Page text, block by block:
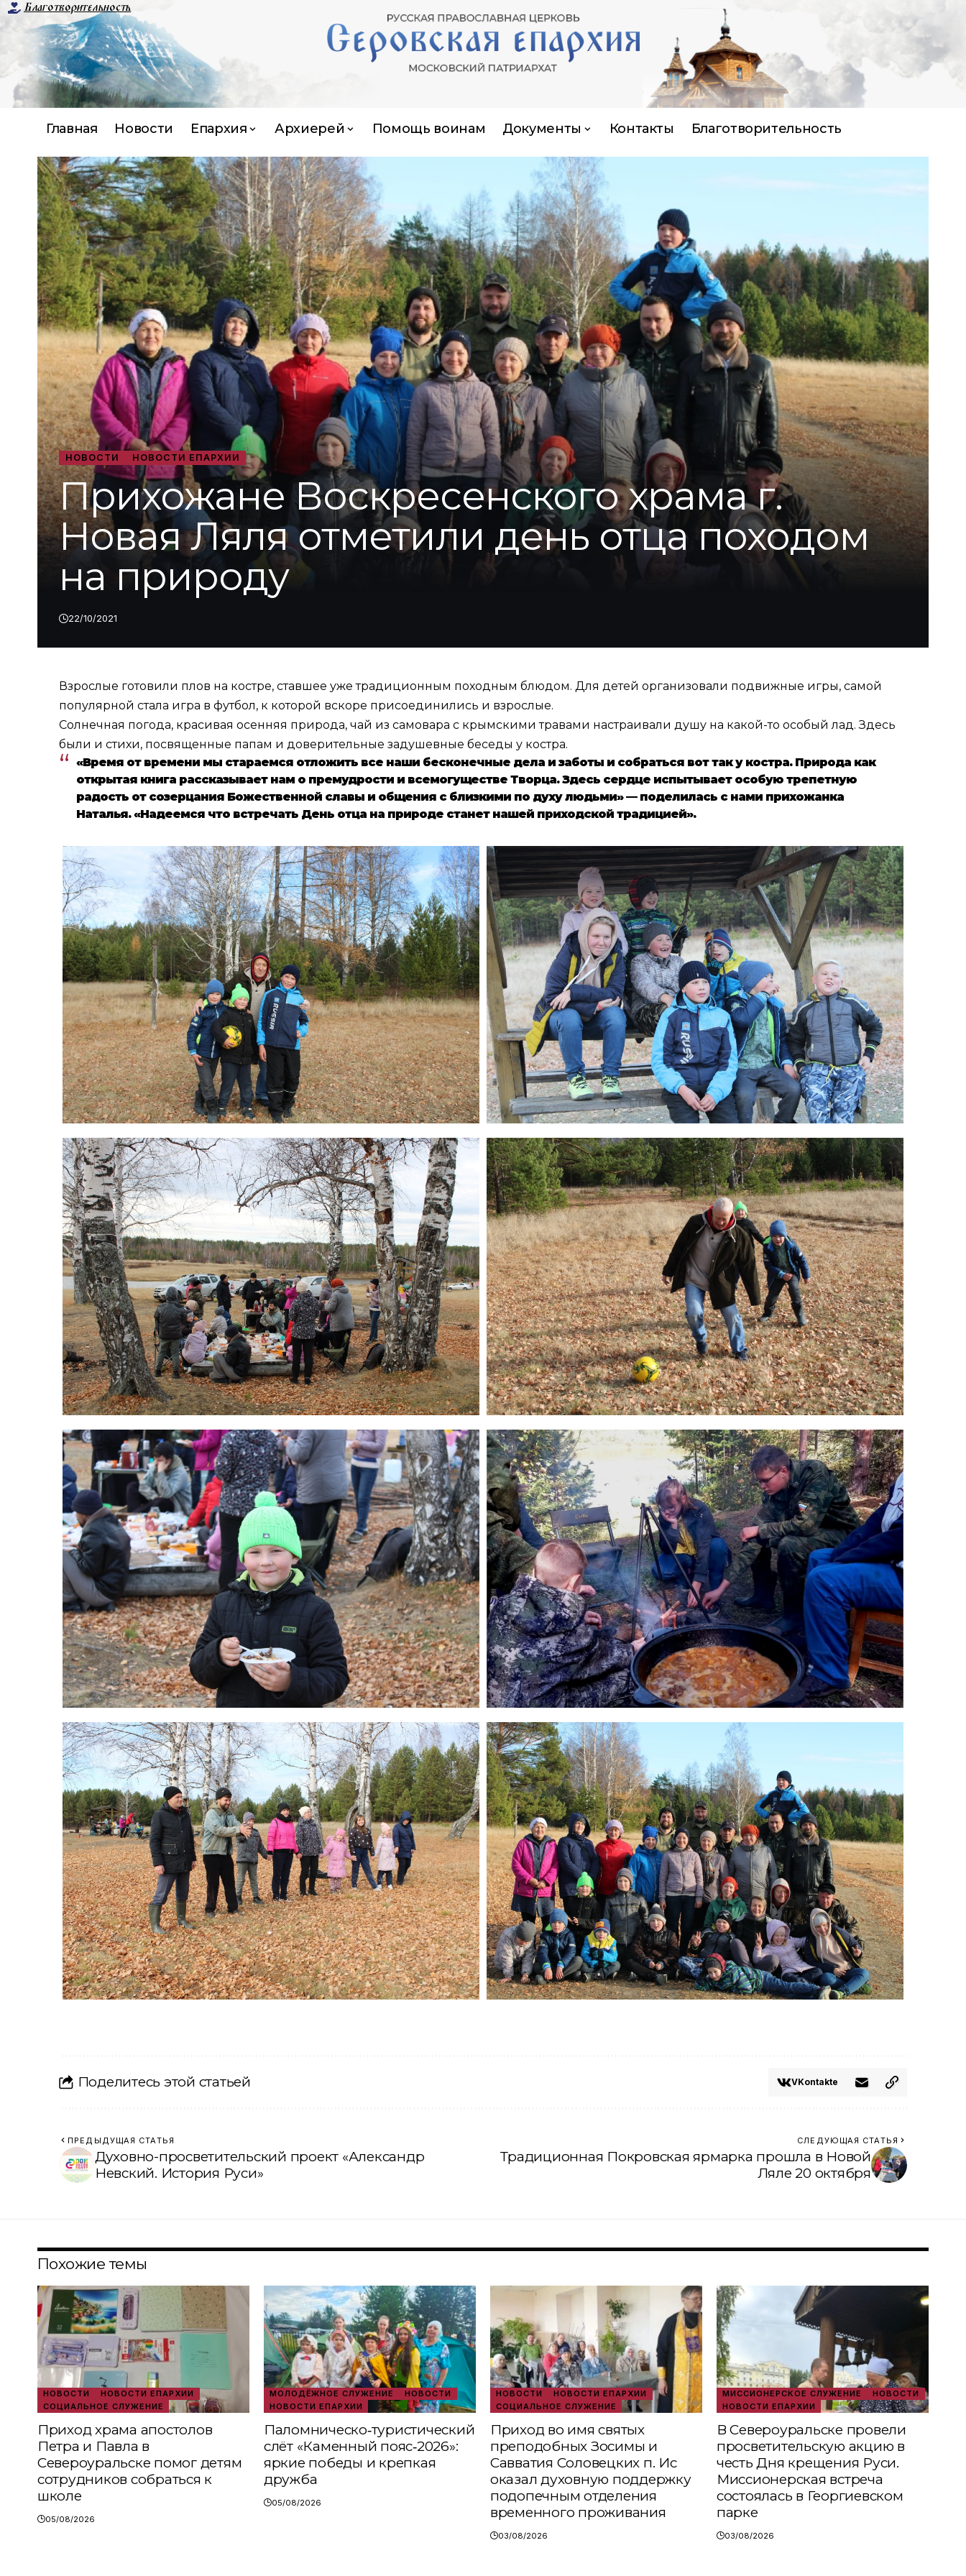
Благотворительность
Главная Новости Епархия Архиерей Помощь воинам Документы Контакты Благотворительность
НОВОСТИ НОВОСТИ ЕПАРХИИ
Прихожане Воскресенского храма г.
Новая Ляля отметили день отца походом
на природу
22/10/2021
Взрослые готовили плов на костре, ставшее уже традиционным походным блюдом. Для детей организовали подвижные игры, самой
популярной стала игра в футбол, к которой вскоре присоединились и взрослые.
Солнечная погода, красивая осенняя природа, чай из самовара с крымскими травами настраивали душу на какой-то особый лад. Здесь
были и стихи, посвященные папам и доверительные задушевные беседы у костра.
«Время от времени мы стараемся отложить все наши бесконечные дела и заботы и собраться вот так у костра. Природа как
открытая книга рассказывает нам о премудрости и всемогуществе Творца. Здесь сердце испытывает особую трепетную
радость от созерцания Божественной славы и общения с близкими по духу людьми» — поделилась с нами прихожанка
Наталья. «Надеемся что встречать День отца на природе станет нашей приходской традицией».
Поделитесь этой статьей VKontakte
ПРЕДЫДУЩАЯ СТАТЬЯ
Духовно-просветительский проект «Александр
Невский. История Руси»
СЛЕДУЮЩАЯ СТАТЬЯ
Традиционная Покровская ярмарка прошла в Новой
Ляле 20 октября
Похожие темы
НОВОСТИ
НОВОСТИ ЕПАРХИИ
СОЦИАЛЬНОЕ СЛУЖЕНИЕ
Приход храма апостолов
Петра и Павла в
Североуральске помог детям
сотрудников собраться к
школе
05/08/2026
МОЛОДЁЖНОЕ СЛУЖЕНИЕ
НОВОСТИ
НОВОСТИ ЕПАРХИИ
Паломническо‑туристический
слёт «Каменный пояс‑2026»:
яркие победы и крепкая
дружба
05/08/2026
НОВОСТИ
НОВОСТИ ЕПАРХИИ
СОЦИАЛЬНОЕ СЛУЖЕНИЕ
Приход во имя святых
преподобных Зосимы и
Савватия Соловецких п. Ис
оказал духовную поддержку
подопечным отделения
временного проживания
03/08/2026
МИССИОНЕРСКОЕ СЛУЖЕНИЕ
НОВОСТИ
НОВОСТИ ЕПАРХИИ
В Североуральске провели
просветительскую акцию в
честь Дня крещения Руси.
Миссионерская встреча
состоялась в Георгиевском
парке
03/08/2026